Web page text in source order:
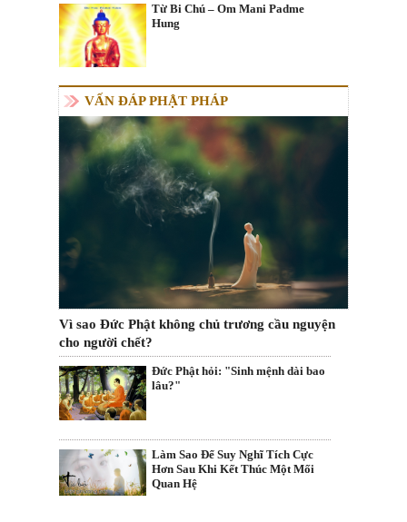
Từ Bi Chú – Om Mani Padme
Hung
VẤN ĐÁP PHẬT PHÁP
Vì sao Đức Phật không chủ trương cầu nguyện
cho người chết?
Đức Phật hỏi: "Sinh mệnh dài bao
lâu?"
Làm Sao Để Suy Nghĩ Tích Cực
Hơn Sau Khi Kết Thúc Một Mối
Quan Hệ